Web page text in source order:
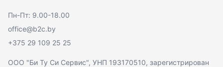
Пн-Пт: 9.00-18.00
office@b2c.by
+375 29 109 25 25
ООО "Би Ту Си Сервис", УНП 193170510, зарегистрирован